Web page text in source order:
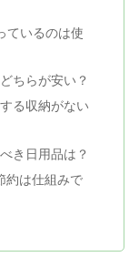
ているのは使
ちらが安い？
る収納がない
き日用品は？
約は仕組みで